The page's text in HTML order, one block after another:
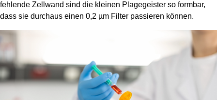
fehlende Zellwand sind die kleinen Plagegeister so formbar,
dass sie durchaus einen 0,2 µm Filter passieren können.